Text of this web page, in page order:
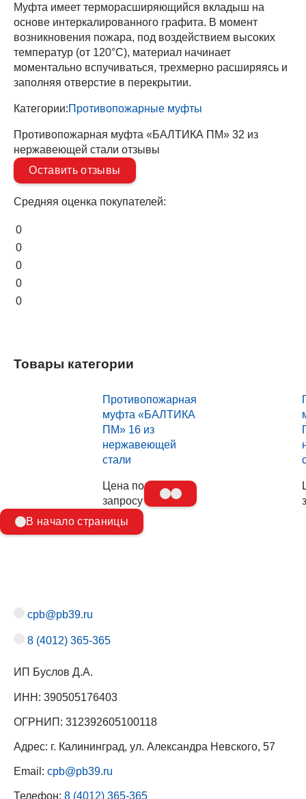
Муфта имеет терморасширяющийся вкладыш на
основе интеркалированного графита. В момент
возникновения пожара, под воздействием высоких
температур (от 120°С), материал начинает
моментально вспучиваться, трехмерно расширяясь и
заполняя отверстие в перекрытии.
Категории:Противопожарные муфты
Противопожарная муфта «БАЛТИКА ПМ» 32 из
нержавеющей стали отзывы
Оставить отзывы
Средняя оценка покупателей:
0
0
0
0
0
Товары категории
Противопожарная
муфта «БАЛТИКА
ПМ» 16 из
нержавеющей
стали
Цена по
запросу
В начало страницы
cpb@pb39.ru
8 (4012) 365-365
ИП Буслов Д.А.
ИНН: 390505176403
ОГРНИП: 312392605100118
Адрес: г. Калининград, ул. Александра Невского, 57
Email: cpb@pb39.ru
Телефон: 8 (4012) 365-365